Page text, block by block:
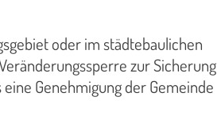
oder im städtebaulichen
zur Sicherung
Genehmigung der Gemeinde